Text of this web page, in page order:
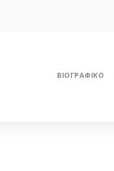
ΒΙΟΓΡΑΦΙΚΟ